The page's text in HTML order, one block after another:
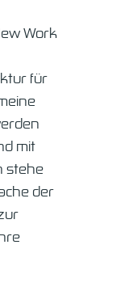
Work
für
mit
stehe
der